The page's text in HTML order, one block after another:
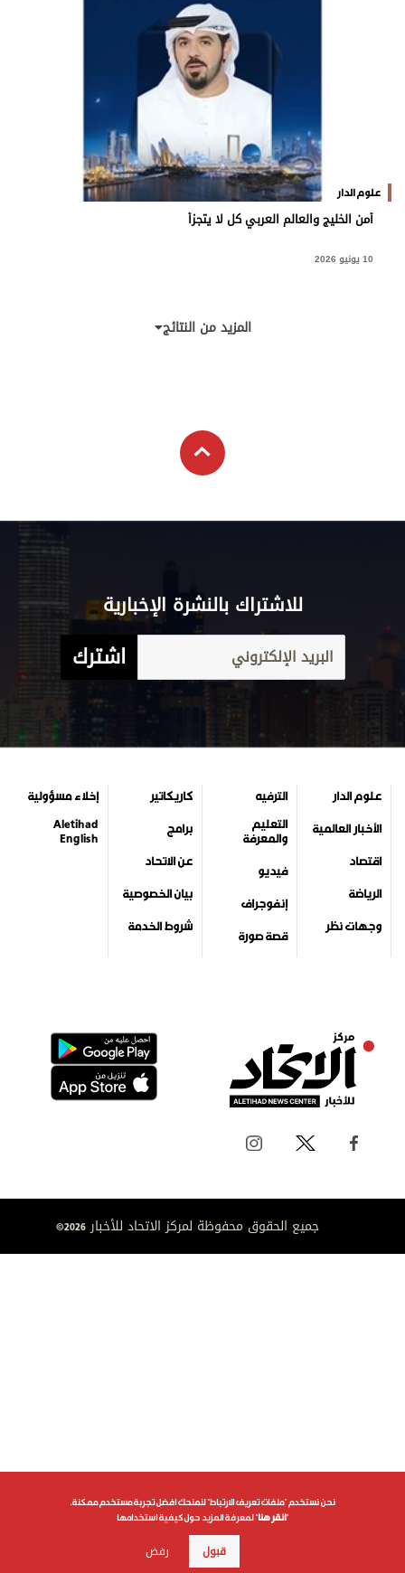
علوم الدار
أمن الخليج والعالم العربي كل لا يتجزأ
10 يونيو 2026
المزيد من النتائج
للاشتراك بالنشرة الإخبارية
اشترك
علوم الدار
الأخبار العالمية
اقتصاد
الرياضة
وجهات نظر
الترفيه
التعليم
والمعرفة
فيديو
إنفوجراف
قصة صورة
كاريكاتير
برامج
عن الاتحاد
بيان الخصوصية
شروط الخدمة
إخلاء مسؤولية
Aletihad
English
جميع الحقوق محفوظة لمركز الاتحاد للأخبار 2026©
نحن نستخدم "ملفات تعريف الارتباط" لنمنحك افضل تجربة مستخدم ممكنة.
"انقر هنا" لمعرفة المزيد حول كيفية استخدامها
قبول رفض